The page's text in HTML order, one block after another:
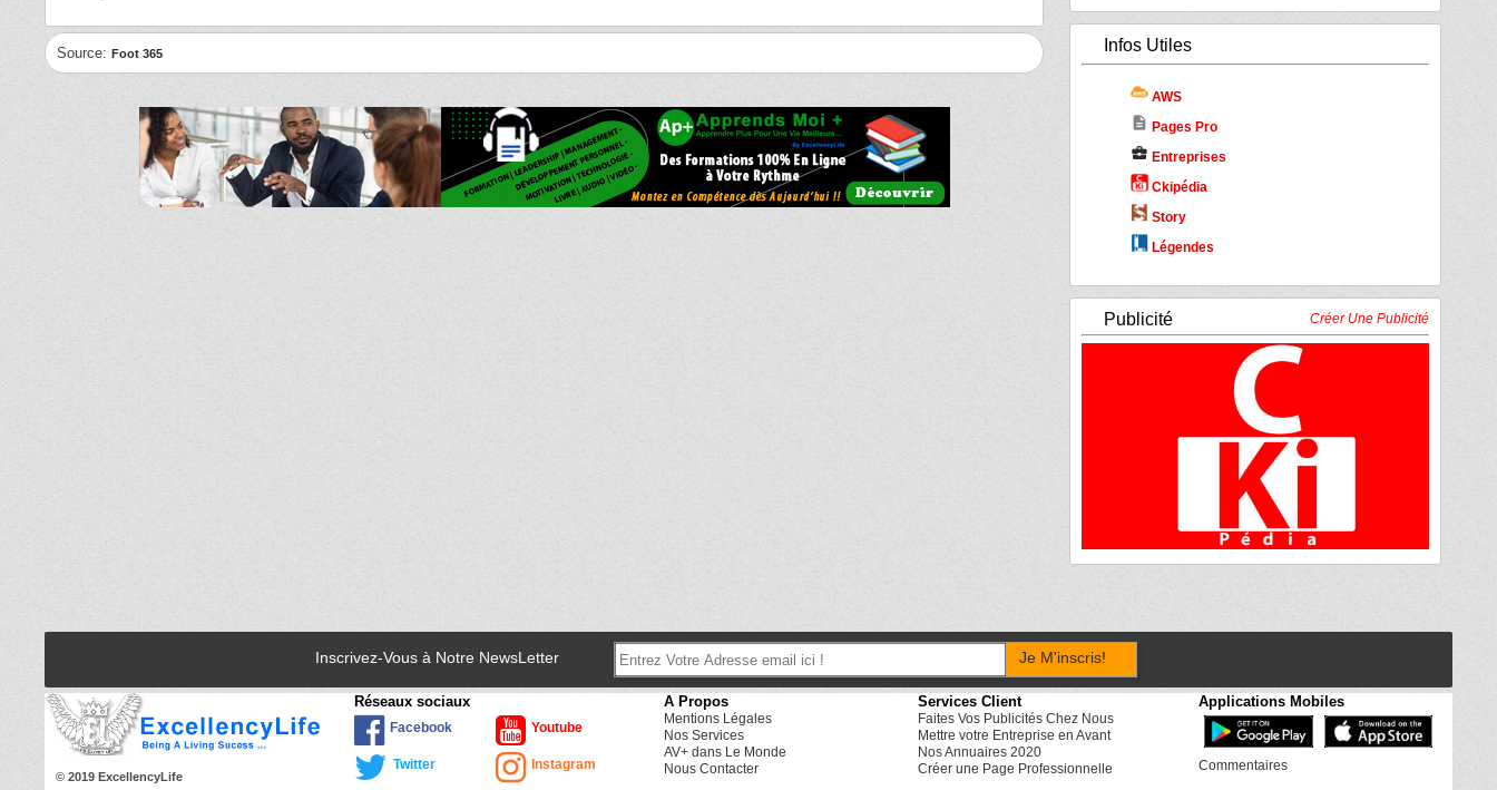
Source:Foot 365 Infos Utiles
AWS
description Pages Pro
business_center Entreprises
Ckipédia
Story
Légendes
Publicité Créer Une Publicité
Inscrivez-Vous à Notre NewsLetter Je M'inscris!
© 2019 ExcellencyLife
Réseaux sociaux
Facebook Youtube
Twitter Instagram
A Propos
Mentions Légales
Nos Services
AV+ dans Le Monde
Nous Contacter
Services Client
Faites Vos Publicités Chez Nous
Mettre votre Entreprise en Avant
Nos Annuaires 2020
Créer une Page Professionnelle
Applications Mobiles
Commentaires